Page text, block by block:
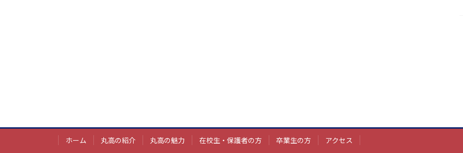
ホーム 丸高の紹介 丸高の魅力 在校生・保護者の方 卒業生の方 アクセス